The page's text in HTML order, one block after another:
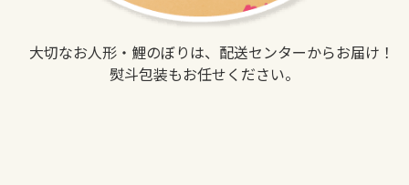
大切なお人形・鯉のぼりは、配送センターからお届け！
熨斗包装もお任せください。